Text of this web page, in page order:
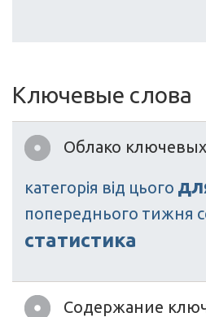
Ключевые слова
Облако
категорія від цього
попереднього тижня
статистика
Содержание